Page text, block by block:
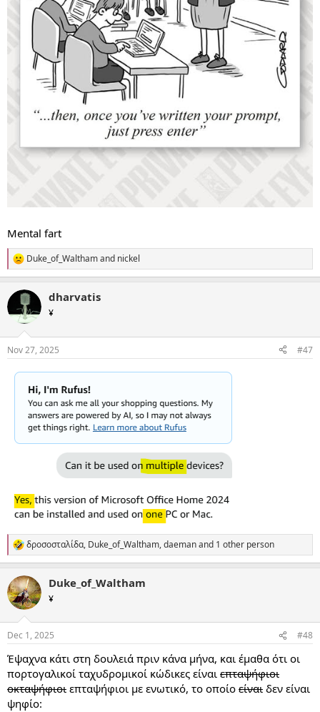
Mental fart
R
e
c
s
Duke_of_Walthamand nickel
dharvatis
¥
Nov 27, 2025 #47
R
e
c
t
i
s
δροσοσταλίδα, Duke_of_Waltham,daemanand 1 other person
Duke_of_Waltham
¥
Dec 1, 2025 #48
Έψαχνα κάτι στη δουλειά πριν κάνα μήνα, και έμαθα ότι οι
πορτογαλικοί ταχυδρομικοί κώδικες είναι επταψήφιοι
οκταψήφιοι επταψήφιοι με ενωτικό, το οποίο είναι δεν είναι
ψηφίο: